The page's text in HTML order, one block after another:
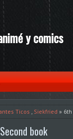
y comics
Ticos , Siekfried »
book